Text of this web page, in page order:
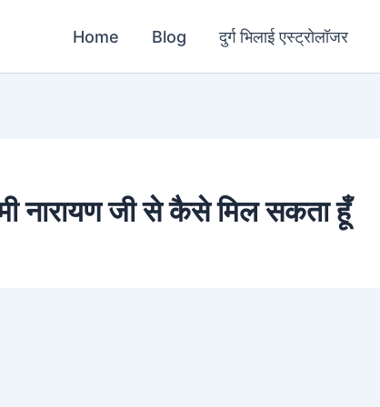
Home Blog दुर्ग भिलाई एस्ट्रोलॉजर
नारायण जी से कैसे मिल सकता हूँ